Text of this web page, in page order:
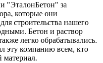
"ЭталонБетон" за
которые они
строительства нашего
Бетон и раствор
легко обрабатывались.
эту компанию всем, кто
материал.